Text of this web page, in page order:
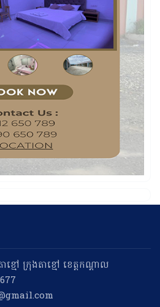
មៅ ក្រុងតាខ្មៅ ខេត្តកណ្តាល